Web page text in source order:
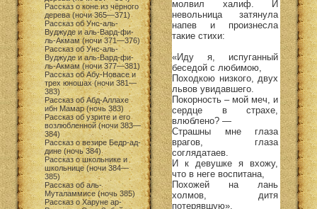
Рассказ о коне из чёрного
дерева (ночи 365—371)
Рассказ об Унс-аль-
Вуджуде и аль-Вард-фи-
ль-Акмам (ночи 371—376)
Рассказ об Унс-аль-
Вуджуде и аль-Вард-фи-
ль-Акмам (ночи 377—381)
Рассказ об Абу-Новасе и
трех юношах (ночи 381—
383)
Рассказ об Абд-Аллахе
ибн Мамар (ночь 383)
Рассказ об узрите и его
возлюбленной (ночи 383—
384)
Рассказ о везире Бедр-ад-
дине (ночь 384)
Рассказ о школьнике и
школьнице (ночи 384—
385)
Рассказ об аль-
Муталаммисе (ночь 385)
Рассказ о Харуне ар-
молвил халиф. И
невольница затянула
напев и произнесла
такие стихи:
«Иду я, испуганный
беседой с любимою,
Походкою низкого, двух
львов увидавшего.
Покорность – мой меч, и
сердце в страхе,
влюблено? —
Страшны мне глаза
врагов, глаза
соглядатаев.
И к девушке я вхожу,
что в неге воспитана,
Похожей на лань
холмов, дитя
потерявшую».